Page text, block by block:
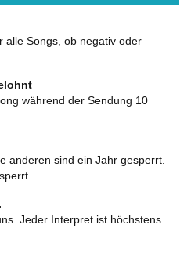
alle Songs, ob negativ oder
während der Sendung 10
anderen sind ein Jahr gesperrt.
Jeder Interpret ist höchstens